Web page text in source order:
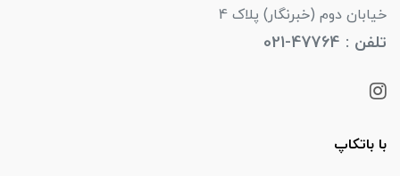
خیابان دوم (خبرنگار) پلاک 4
تلفن : 47764-021
با باتکاپ